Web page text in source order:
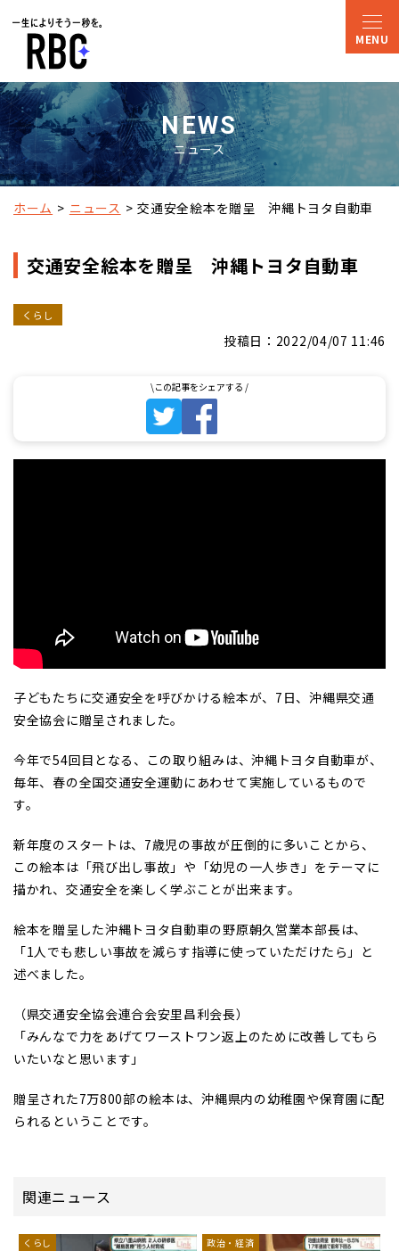
NEWS
ニュース
ホーム ニュース 交通安全絵本を贈呈　沖縄トヨタ自動車
交通安全絵本を贈呈 沖縄トヨタ自動車
くらし
投稿日：2022/04/07 11:46
子どもたちに交通安全を呼びかける絵本が、7日、沖縄県交通
安全協会に贈呈されました。
今年で54回目となる、この取り組みは、沖縄トヨタ自動車が、
毎年、春の全国交通安全運動にあわせて実施しているもので
す。
新年度のスタートは、7歳児の事故が圧倒的に多いことから、
この絵本は「飛び出し事故」や「幼児の一人歩き」をテーマに
描かれ、交通安全を楽しく学ぶことが出来ます。
絵本を贈呈した沖縄トヨタ自動車の野原朝久営業本部長は、
「1人でも悲しい事故を減らす指導に使っていただけたら」と
述べました。
（県交通安全協会連合会安里昌利会長）
「みんなで力をあげてワーストワン返上のために改善してもら
いたいなと思います」
贈呈された7万800部の絵本は、沖縄県内の幼稚園や保育園に配
られるということです。
関連ニュース
くらし 政治・経済